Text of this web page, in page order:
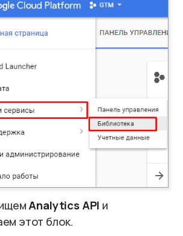
ищемAnalytics API и
этот блок.